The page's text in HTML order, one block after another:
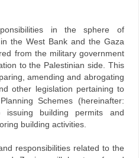
in the sphere of
the West Bank and the Gaza
from the military government
to the Palestinian side. This
amending and abrogating
other legislation pertaining to
Schemes (hereinafter:
issuing building permits and
building activities.
responsibilities related to the